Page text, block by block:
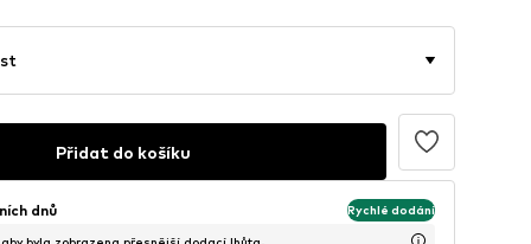
Přidat do košíku
dnů Rychlé dodání